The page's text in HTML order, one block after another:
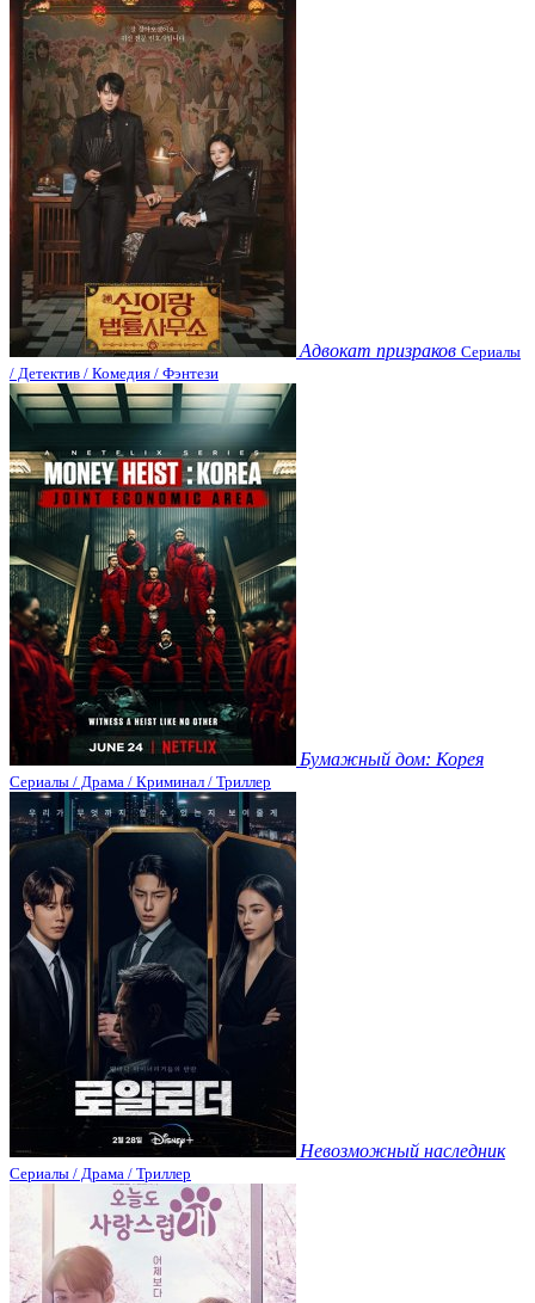
Адвокат призраков Сериалы
/ Детектив / Комедия / Фэнтези
Бумажный дом: Корея
Сериалы / Драма / Криминал / Триллер
Невозможный наследник
Сериалы / Драма / Триллер